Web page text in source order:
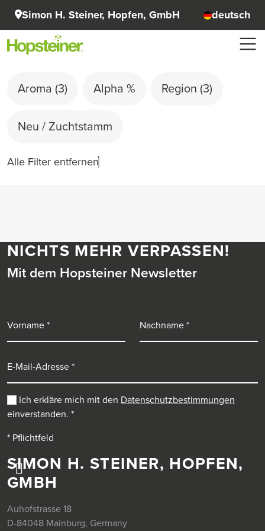
Simon H. Steiner, Hopfen, GmbH deutsch
Aroma (3) Alpha % Region (3)
Neu / Zuchtstamm
Alle Filter entfernen
SIMON H. STEINER, HOPFEN,
GMBH
Auhofstrasse 18
D-84048 Mainburg, Germany
NICHTS MEHR VERPASSEN!
Mit dem Hopsteiner Newsletter
Ich erkläre mich mit den Datenschutzbestimmungen
einverstanden. *
* Pflichtfeld